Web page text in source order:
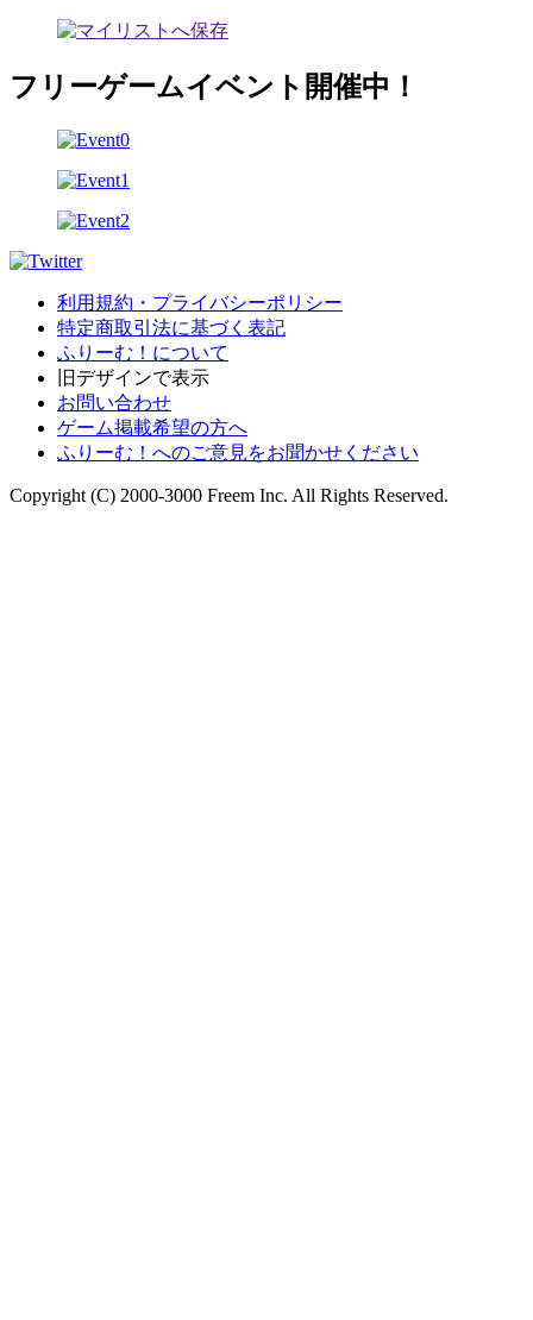
フリーゲームイベント開催中！
利用規約・プライバシーポリシー
特定商取引法に基づく表記
ふりーむ！について
旧デザインで表示
お問い合わせ
ゲーム掲載希望の方へ
ふりーむ！へのご意見をお聞かせください
Copyright (C) 2000-3000 Freem Inc. All Rights Reserved.